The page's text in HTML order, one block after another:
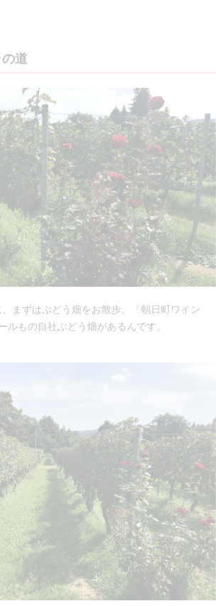
道
まずはぶどう畑をお散歩。「朝日町ワイン
ルもの自社ぶどう畑があるんです。